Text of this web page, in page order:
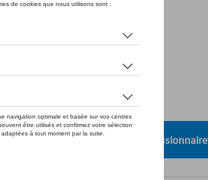
pas de stock
auprès de votre concessionnaire